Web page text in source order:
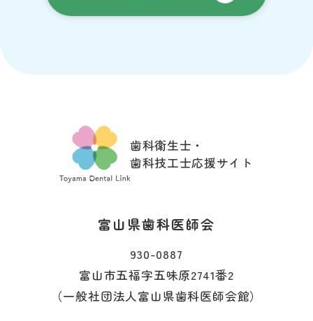
歯科衛生士・
歯科技工士応援サイト
富山県歯科医師会
930-0887
富山市五福字五味原2741番2
（一般社団法人富山県歯科医師会館）